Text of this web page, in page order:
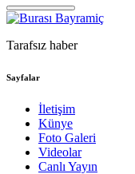
Tarafsız haber
Sayfalar
İletişim
Künye
Foto Galeri
Videolar
Canlı Yayın